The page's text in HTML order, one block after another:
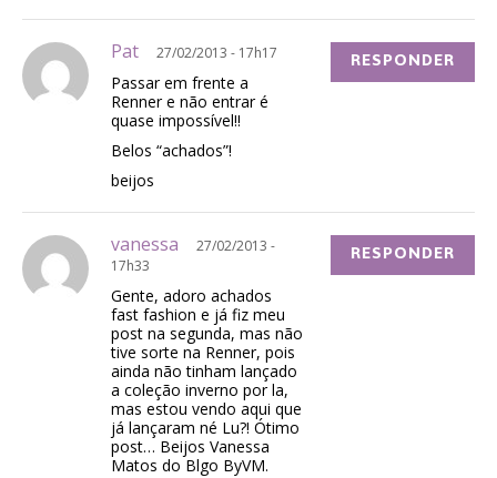
Pat 27/02/2013 - 17h17
Passar em frente a
Renner e não entrar é
quase impossível!!
Belos “achados”!
beijos
RESPONDER
vanessa
27/02/2013 -
17h33
Gente, adoro achados
fast fashion e já fiz meu
post na segunda, mas não
tive sorte na Renner, pois
ainda não tinham lançado
a coleção inverno por la,
mas estou vendo aqui que
já lançaram né Lu?! Ótimo
post… Beijos Vanessa
Matos do Blgo ByVM.
RESPONDER